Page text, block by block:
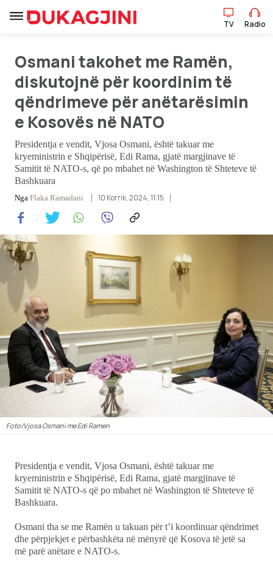
Radio
Lajme
Sport
Pikëpamje
Art Jete
Kulturë
Ekonomi
Teknologji
Udhëtime
DuVideo
TV Radio
Osmani takohet me Ramën,
diskutojnë për koordinim të
qëndrimeve për anëtarësimin
e Kosovës në NATO
Presidentja e vendit, Vjosa Osmani, është takuar me
kryeministrin e Shqipërisë, Edi Rama, gjatë margjinave të
Samitit të NATO-s, që po mbahet në Washington të Shteteve të
Bashkuara
Nga Flaka Ramadani 10 Korrik, 2024, 11:15
Foto/Vjosa Osmani me Edi Ramen
Presidentja e vendit, Vjosa Osmani, është takuar me
kryeministrin e Shqipërisë, Edi Rama, gjatë margjinave të
Samitit të NATO-s që po mbahet në Washington të Shteteve të
Bashkuara.
Osmani tha se me Ramën u takuan për t’i koordinuar qëndrimet
dhe përpjekjet e përbashkëta në mënyrë që Kosova të jetë sa
më parë anëtare e NATO-s.